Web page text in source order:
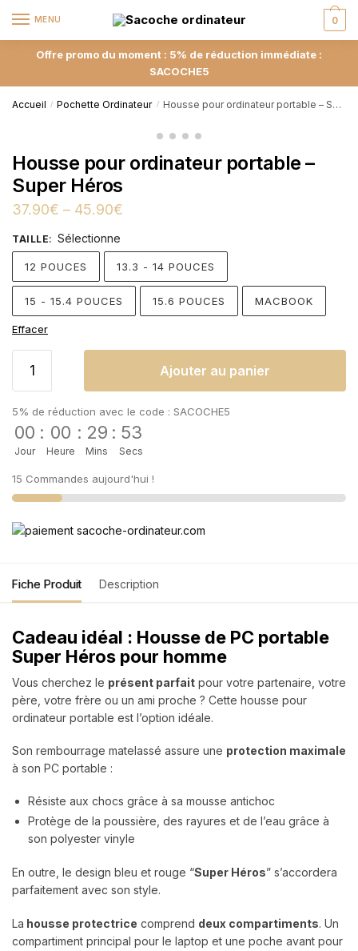
MENU 0
Offre promo du moment : 5% de réduction immédiate :
SACOCHE5
Accueil / Pochette Ordinateur / Housse pour ordinateur portable – Super Héros
Housse pour ordinateur portable –
Super Héros
37.90€ – 45.90€
TAILLE: Sélectionne
12 POUCES 13.3 - 14 POUCES
15 - 15.4 POUCES 15.6 POUCES MACBOOK
Effacer
Ajouter au panier
5% de réduction avec le code : SACOCHE5
00
Jour
: 00
Heure
: 29
Mins
: 52
Secs
15 Commandes aujourd'hui !
Fiche Produit Description
Cadeau idéal : Housse de PC portable
Super Héros pour homme
Vous cherchez le présent parfait pour votre partenaire, votre
père, votre frère ou un ami proche ? Cette housse pour
ordinateur portable est l’option idéale.
Son rembourrage matelassé assure une protection maximale
à son PC portable :
Résiste aux chocs grâce à sa mousse antichoc
Protège de la poussière, des rayures et de l’eau grâce à
son polyester vinyle
En outre, le design bleu et rouge “Super Héros” s’accordera
parfaitement avec son style.
La housse protectrice comprend deux compartiments. Un
compartiment principal pour le laptop et une poche avant pour